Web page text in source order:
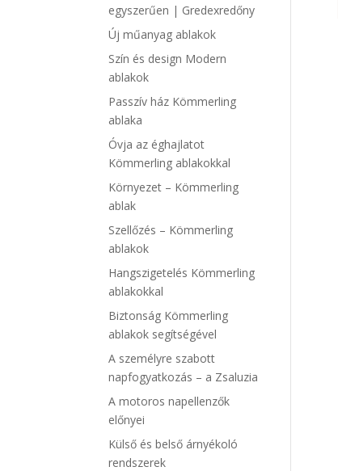
egyszerűen | Gredexredőny
Új műanyag ablakok
Szín és design Modern
ablakok
Passzív ház Kömmerling
ablaka
Óvja az éghajlatot
Kömmerling ablakokkal
Környezet – Kömmerling
ablak
Szellőzés – Kömmerling
ablakok
Hangszigetelés Kömmerling
ablakokkal
Biztonság Kömmerling
ablakok segítségével
A személyre szabott
napfogyatkozás – a Zsaluzia
A motoros napellenzők
előnyei
Külső és belső árnyékoló
rendszerek